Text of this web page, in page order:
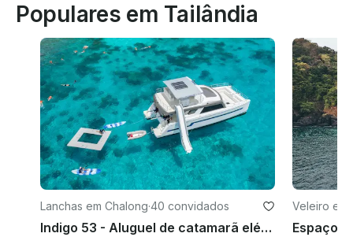
Populares em Tailândia
Lanchas em Chalong·40 convidados
Indigo 53 - Aluguel de catamarã elétrico privado
Veleiro em